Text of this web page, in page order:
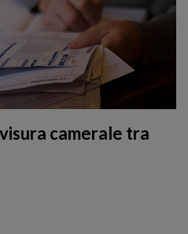
camerale tra